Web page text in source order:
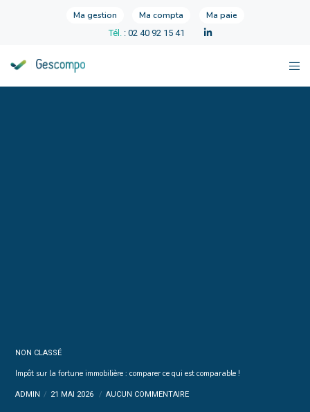
Ma gestion Ma compta Ma paie
Tél. : 02 40 92 15 41
NON CLASSÉ
Impôt sur la fortune immobilière : comparer ce qui est comparable !
ADMIN 21 MAI 2026 AUCUN COMMENTAIRE